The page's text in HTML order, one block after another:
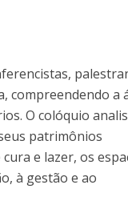
compreendendo a
O colóquio
patrimônios
e lazer, os
à gestão e ao